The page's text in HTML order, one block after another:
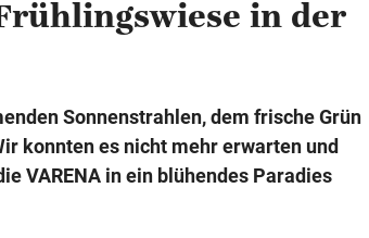
in der
Sonnenstrahlen, dem frische Grün
konnten es nicht mehr erwarten und
VARENA in ein blühendes Paradies